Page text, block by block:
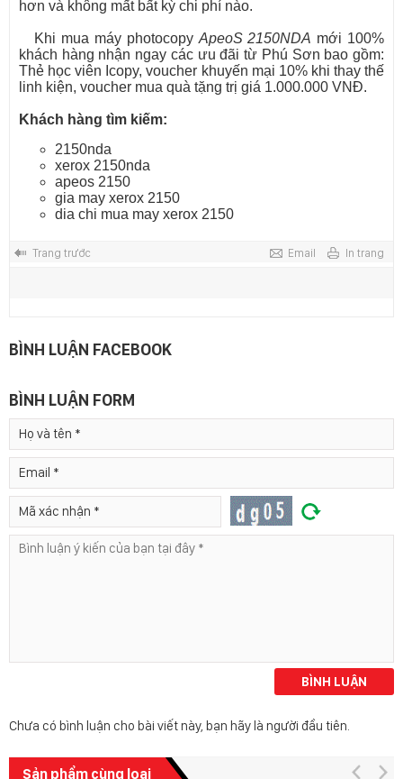
hơn và không mất bất kỳ chi phí nào.
Khi mua máy photocopy ApeoS 2150NDA mới 100%
khách hàng nhận ngay các ưu đãi từ Phú Sơn bao gồm:
Thẻ học viên Icopy, voucher khuyến mại 10% khi thay thế
linh kiện, voucher mua quà tặng trị giá 1.000.000 VNĐ.
Khách hàng tìm kiếm:
2150nda
xerox 2150nda
apeos 2150
gia may xerox 2150
dia chi mua may xerox 2150
Trang trước Email In trang
BÌNH LUẬN FACEBOOK
BÌNH LUẬN FORM
BÌNH LUẬN
Chưa có bình luận cho bài viết này, bạn hãy là người đầu tiên.
Sản phẩm cùng loại